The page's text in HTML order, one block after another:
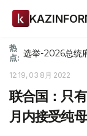
热
点: 选举-2026总统
12:19, 03 8月 2022
联合国：只
月内接受纯